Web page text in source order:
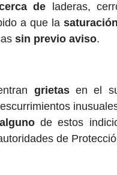
de laderas,
a que la
sin previo aviso.
grietasen el
de estos
de